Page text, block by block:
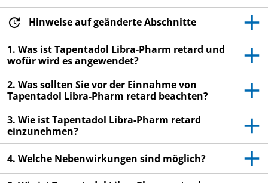
Dieses Arzneimittel wurde Ihnen persönlich
verschrieben. Geben Sie es nicht an Dritte weiter.
Es kann anderen Menschen schaden, auch wenn
diese die gleichen Beschwerden haben wie Sie.
Wenn Sie Nebenwirkungen bemerken, wenden Sie
sich an Ihren Arzt oder Apotheker. Dies gilt auch
für Nebenwirkungen, die nicht in dieser
Packungsbeilage angegeben sind. Siehe Abschnitt
4.
Hinweise auf geänderte Abschnitte
1. Was ist Tapentadol Libra-Pharm retard und
wofür wird es angewendet?
2. Was sollten Sie vor der Einnahme von
Tapentadol Libra-Pharm retard beachten?
3. Wie ist Tapentadol Libra-Pharm retard
einzunehmen?
4. Welche Nebenwirkungen sind möglich?